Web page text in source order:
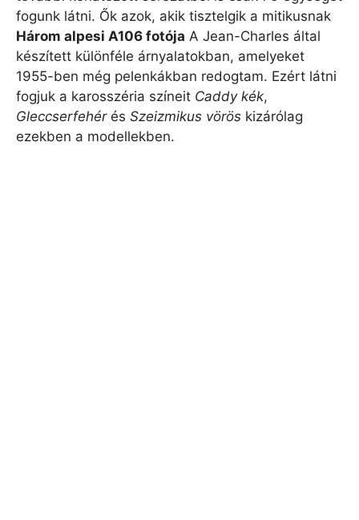
fogunk látni. Ők azok, akik tisztelgik a mitikusnak
Három alpesi A106 fotója A Jean-Charles által
készített különféle árnyalatokban, amelyeket
1955-ben még pelenkákban redogtam. Ezért látni
fogjuk a karosszéria színeit Caddy kék,
Gleccserfehérés Szeizmikus vörös kizárólag
ezekben a modellekben.